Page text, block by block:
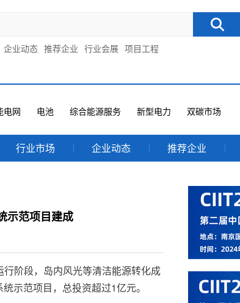
企业动态 推荐企业 行业会展 项目工程
电网 电池 综合能源服务 新型电力 双碳市场
行业市场 企业动态 推荐企业
示范项目建成
阶段，岛内风光等清洁能源转化成
示范项目，总投资超过1亿元。